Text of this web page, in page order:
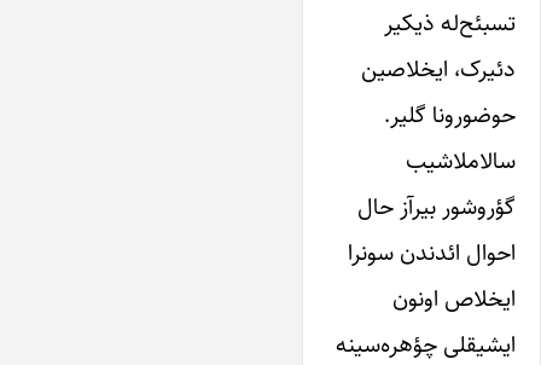
تسبئح‌له ذیکیر
دئیرک، ایخلاصین
حوضورونا گلیر.
سالاملاشیب
گؤرو‌شور‌ بیرآز‌ حال
احوال ائدندن سونرا
ایخلاص او‌نون
ایشیقلی چؤهره‌سینه‌